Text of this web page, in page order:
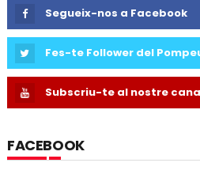
Segueix-nos a Facebook
Fes-te Follower del
Subscriu-te al nostre
FACEBOOK